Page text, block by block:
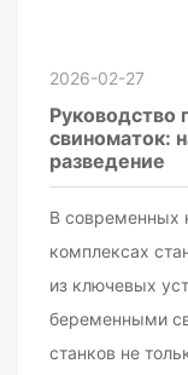
2026-02-27
Руководство
свиноматок:
разведение
В современных
комплексах
из ключевых
беременными
станков не